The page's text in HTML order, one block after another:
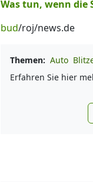
Was tun, wenn die
bud/roj/news.de
Themen: Auto
Erfahren Sie hier